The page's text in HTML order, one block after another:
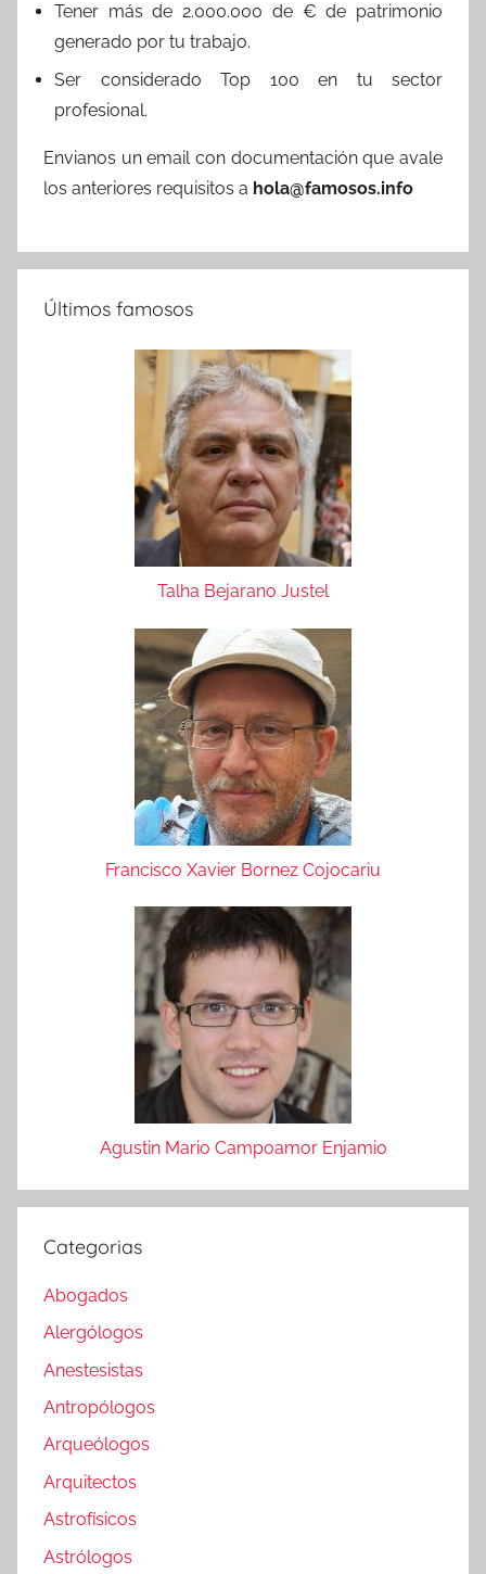
Tener más de 2.000.000 de € de patrimonio
generado por tu trabajo.
Ser considerado Top 100 en tu sector
profesional.
Envianos un email con documentación que avale
los anteriores requisitos a hola@famosos.info
Últimos famosos
Talha Bejarano Justel
Francisco Xavier Bornez Cojocariu
Agustin Mario Campoamor Enjamio
Categorias
Abogados
Alergólogos
Anestesistas
Antropólogos
Arqueólogos
Arquitectos
Astrofísicos
Astrólogos